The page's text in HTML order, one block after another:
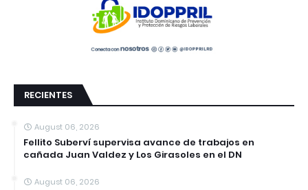
RECIENTES
August 06, 2026
Fellito Suberví supervisa avance de trabajos en
cañada Juan Valdez y Los Girasoles en el DN
August 06, 2026